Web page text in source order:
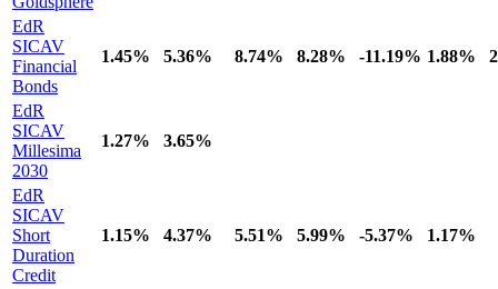
EdR
SICAV
Financial
Bonds
1.45% 5.36% 8.74% 8.28% -11.19% 1.88%
EdR
SICAV
Millesima
2030
1.27% 3.65%
EdR
SICAV
Short
Duration
Credit
1.15% 4.37% 5.51% 5.99% -5.37% 1.17%